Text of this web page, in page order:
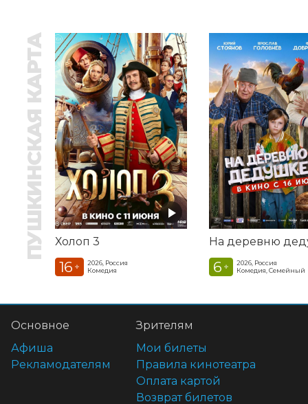
ПУШКИНСКАЯ КАРТА Холоп 3
16 +
2026, Россия
Комедия
6 +
2026, Россия
Комедия, Семейный
Основное
Афиша
Рекламодателям
Зрителям
Мои билеты
Правила кинотеатра
Оплата картой
Возврат билетов